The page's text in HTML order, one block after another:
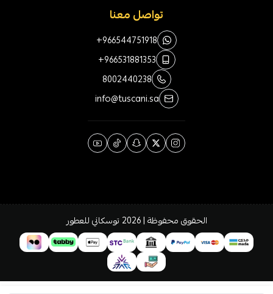
تواصل معنا
+966544751918
+966531881353
8002440238
info@tuscani.sa
الحقوق محفوظة | 2026 توسكاني للعطور